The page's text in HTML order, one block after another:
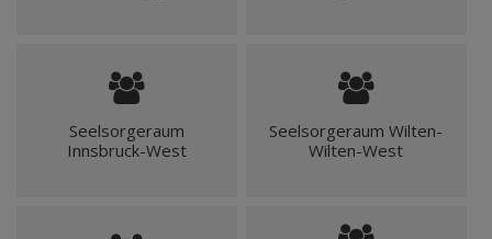
Seelsorgeraum
Innsbruck-West
Seelsorgeraum Wilten-
Wilten-West